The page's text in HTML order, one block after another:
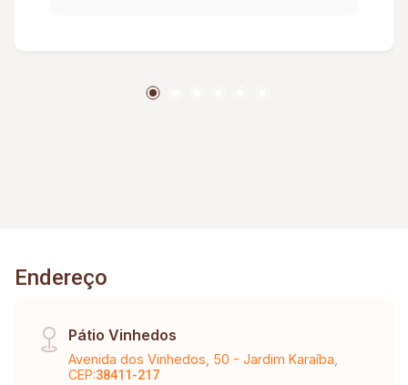
mesa de madeira, cortina de vidro, e
e cobertas. O condomínio conta com 02
elevadores, água e gás canalizado, e zeladoria.
Endereço
Pátio Vinhedos
Avenida dos Vinhedos, 50 - Jardim Karaíba,
CEP:38411-217